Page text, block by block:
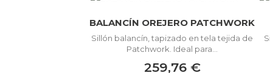
BALANCÍN OREJERO PATCHWORK
Sillón balancín, tapizado en tela tejida de
Patchwork. Ideal para...
259,76 €